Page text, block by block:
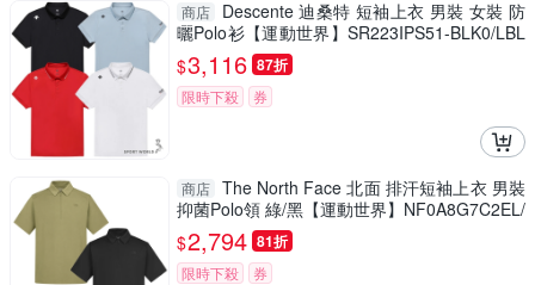
商店
Descente 迪桑特 短袖上衣 男裝 女裝 防
曬Polo衫【運動世界】SR223IPS51-BLK0/LBL
0/RED0/WHT0
$3,116 87折
限時下殺 券
商店 The North Face 北面 排汗短袖上衣 男裝
抑菌Polo領 綠/黑【運動世界】NF0A8G7C2EL/
NF0A8G7CJK3
$2,794 81折
限時下殺 券